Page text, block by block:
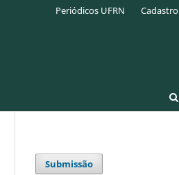
Periódicos UFRN Cadastro
Submissão